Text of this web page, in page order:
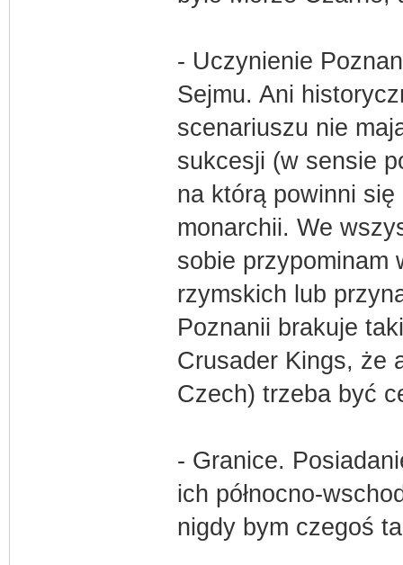
- Uczynienie
Sejmu. Ani
scenariuszu nie
sukcesji (w sensie
na którą powinni się
monarchii. We
sobie przypominam
rzymskich lub
Poznanii brakuje
Crusader Kings, że
Czech) trzeba być
- Granice.
ich północno-
nigdy bym czegoś